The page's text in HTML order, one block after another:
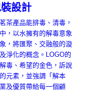
設計
茶產品能排毒、清毒，
，以水擁有的解毒意象
，將匯聚、交融般的漩
淨化的概念。LOGO的
毒、希望的金色，訴說
元素，並強調「解本
及優質帶給每一個顧